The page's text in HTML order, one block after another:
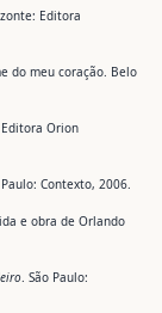
Editora
do meu coração. Belo
Editora Orion
Contexto, 2006.
e obra de Orlando
. São Paulo: